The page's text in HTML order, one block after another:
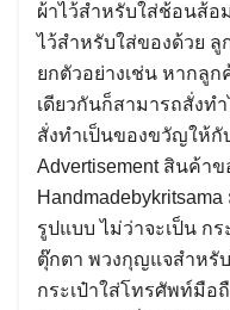
ผ้าไว้สำหรับใส่ช้อนส้อ
ไว้สำหรับใส่ของด้วย ลู
ยกตัวอย่างเช่น หากลูก
เดียวกันก็สามารถสั่งท
สั่งทำเป็นของขวัญให้กั
Advertisement สินค้า
รูปแบบ ไม่ว่าจะเป็น ก
ตุ๊กตา พวงกุญแจสำหรั
กระเป๋าใส่โทรศัพท์มือ